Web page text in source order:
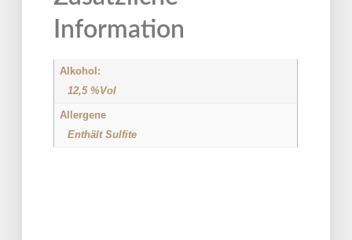
Information
Alkohol:
12,5 %Vol
Allergene
Enthält Sulfite